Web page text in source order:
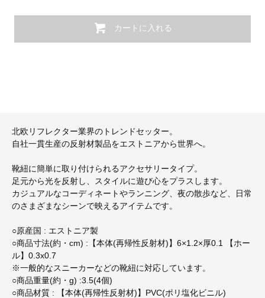
カートに入れる
北欧リフレクター業界のトレンドセッター。
自社一貫生産の反射材製品をエストニアから世界へ。
靴紐に簡単に取り付けられるアクセサリータイプ。
足元から光を反射し、スタイルに遊び心をプラスします。
カジュアルなコーディネートやランニング、夜の散歩など、日常
のさまざまなシーンで映えるアイテムです。
○原産国 : エストニア製
○商品寸法(約・cm) :【本体(再帰性反射材)】6×1.2×厚0.1 【ホー
ル】0.3x0.7
※一般的なスニーカーなどの靴紐に対応しています。
○商品重量(約・g) :3.5(4個)
○商品材質 : 【本体(再帰性反射材)】PVC(ポリ塩化ビニル)